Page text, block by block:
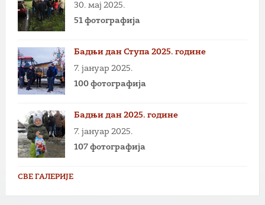
30. мај 2025.
51 фотографија
Бадњи дан Ступа 2025. године
7. јануар 2025.
100 фотографија
Бадњи дан 2025. године
7. јануар 2025.
107 фотографија
СВЕ ГАЛЕРИЈЕ